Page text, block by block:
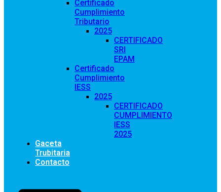
Certificado
Cumplimiento
Tributario
2025
CERTIFICADO
SRI
EPAM
Certificado
Cumplimiento
IESS
2025
CERTIFICADO
CUMPLIMIENTO
IESS
2025
Gaceta
Trubitaria
Contacto